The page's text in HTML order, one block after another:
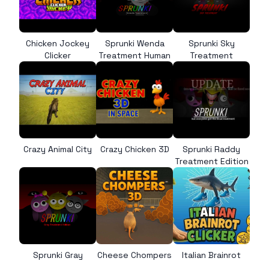
Chicken Jockey
Clicker
Sprunki Wenda
Treatment Human
Sprunki Sky
Treatment
Crazy Animal City Crazy Chicken 3D
Sprunki Raddy
Treatment Edition
Sprunki Gray
Cheese Chompers
Italian Brainrot